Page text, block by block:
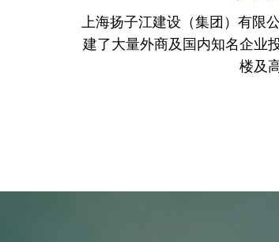
上海扬子江建设（集团）有限
建了大量外商及国内知名企业
楼及